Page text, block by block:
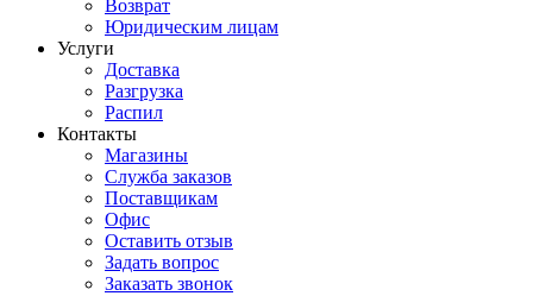
Возврат
Юридическим лицам
Услуги
Доставка
Разгрузка
Распил
Контакты
Магазины
Служба заказов
Поставщикам
Офис
Оставить отзыв
Задать вопрос
Заказать звонок